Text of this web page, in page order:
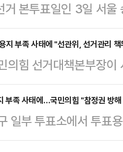
힘 시당위원장으로서
관리 부족 등…
서 캠프 관계자들과 주
송을 시청했다.이날
가 발표되자 캠프 내부
른 표정 변화 없이 TV
서…
거 본투표일인 3일 서울
앞둔 오후 5시쯤부터
선관위는 투표용지 부
며 투표소에 대기중인
법상 투표일의 투표가
에 투표장에 미리 입
표(번호표)를 배부하
가 지나도 투표권을 행…
지 부족 사태에 "선관위, 선거관리
의힘 선거대책본부장
가 벌어진 데 대해 "개
여의도 중앙당사에서
거관리를 위해 존재하
자들께서 투표를 하지
부족 사태에…국민의힘 "참정권 방
일부 투표소에서 투표
민의힘이 중앙선거관